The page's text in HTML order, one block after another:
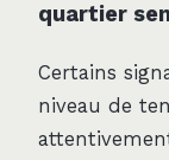
quartier
Certains
niveau de